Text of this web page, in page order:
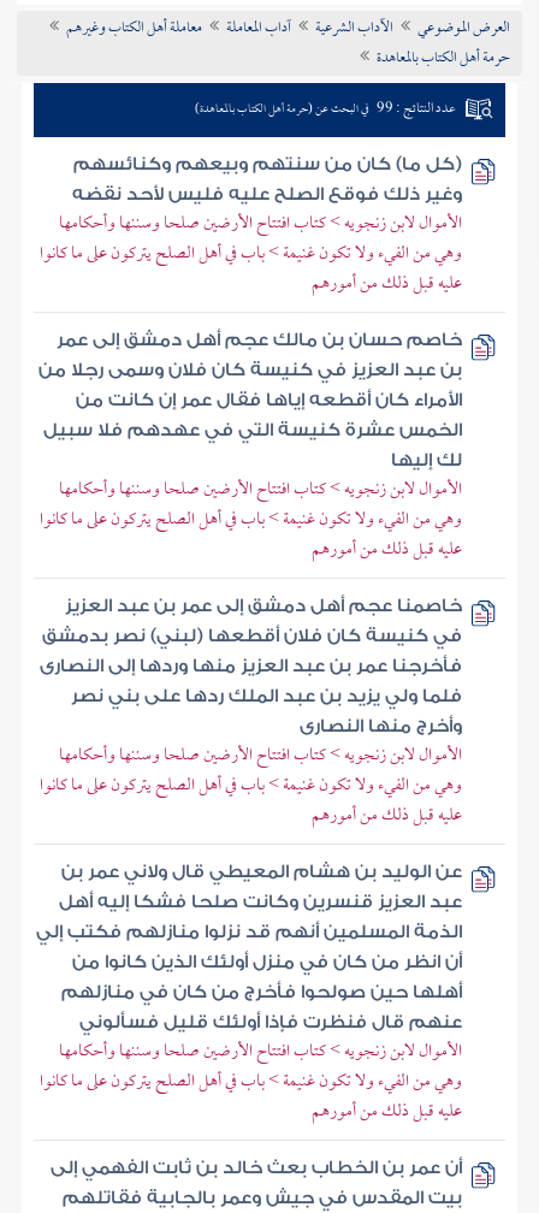
تراجم الأعلام
العرض الموضوعي الآداب الشرعية آداب المعاملة
معاملة أهل الكتاب وغيرهم
حرمة أهل الكتاب بالمعاهدة
عدد النتائج : 99 في البحث عن (حرمة أهل الكتاب بالمعاهدة)
(كل ما) كان من سنتهم وبيعهم وكنائسهم
وغير ذلك فوقع الصلح عليه فليس لأحد نقضه
الأموال لابن زنجويه > كتاب افتتاح الأرضين صلحا وسننها وأحكامها
وهي من الفيء ولا تكون غنيمة > باب في أهل الصلح يتركون على ما كانوا
عليه قبل ذلك من أمورهم
خاصم حسان بن مالك عجم أهل دمشق إلى عمر
بن عبد العزيز في كنيسة كان فلان وسمى رجلا من
الأمراء كان أقطعه إياها فقال عمر إن كانت من
الخمس عشرة كنيسة التي في عهدهم فلا سبيل
لك إليها
الأموال لابن زنجويه > كتاب افتتاح الأرضين صلحا وسننها وأحكامها
وهي من الفيء ولا تكون غنيمة > باب في أهل الصلح يتركون على ما كانوا
عليه قبل ذلك من أمورهم
خاصمنا عجم أهل دمشق إلى عمر بن عبد العزيز
في كنيسة كان فلان أقطعها (لبني) نصر بدمشق
فأخرجنا عمر بن عبد العزيز منها وردها إلى النصارى
فلما ولي يزيد بن عبد الملك ردها على بني نصر
وأخرج منها النصارى
الأموال لابن زنجويه > كتاب افتتاح الأرضين صلحا وسننها وأحكامها
وهي من الفيء ولا تكون غنيمة > باب في أهل الصلح يتركون على ما كانوا
عليه قبل ذلك من أمورهم
عن الوليد بن هشام المعيطي قال ولاني عمر بن
عبد العزيز قنسرين وكانت صلحا فشكا إليه أهل
الذمة المسلمين أنهم قد نزلوا منازلهم فكتب إلي
أن انظر من كان في منزل أولئك الذين كانوا من
أهلها حين صولحوا فأخرج من كان في منازلهم
عنهم قال فنظرت فإذا أولئك قليل فسألوني
الأموال لابن زنجويه > كتاب افتتاح الأرضين صلحا وسننها وأحكامها
وهي من الفيء ولا تكون غنيمة > باب في أهل الصلح يتركون على ما كانوا
عليه قبل ذلك من أمورهم
أن عمر بن الخطاب بعث خالد بن ثابت الفهمي إلى
بيت المقدس في جيش وعمر بالجابية فقاتلهم